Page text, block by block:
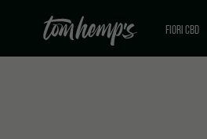
FIORI CBD